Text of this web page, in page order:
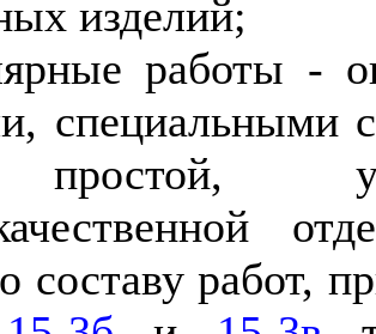
изделий;
работы -
специальными
составу работ,